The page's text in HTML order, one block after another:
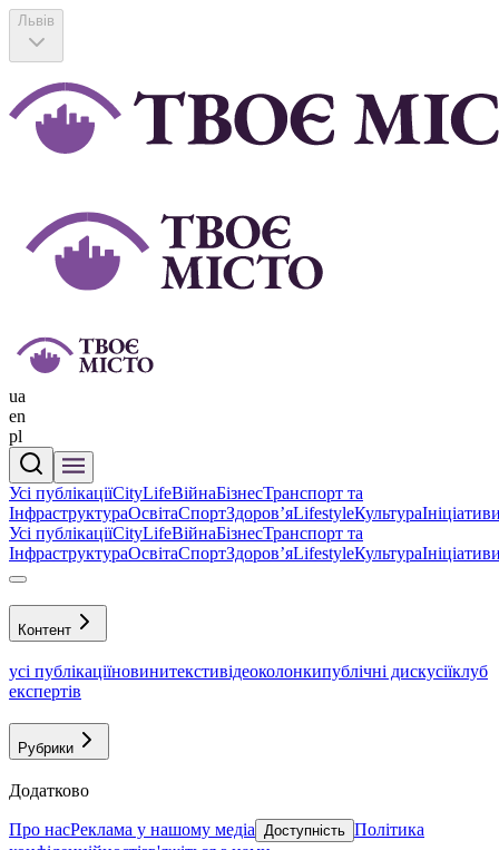
Львів
ua
en
pl
Усі публікаціїCityLifeВійнаБізнесТранспорт та
ІнфраструктураОсвітаСпортЗдоровʼяLifestyleКультура
Усі публікаціїCityLifeВійнаБізнесТранспорт та
ІнфраструктураОсвітаСпортЗдоровʼяLifestyleКультура
Контент
усі публікаціїновинитекстивідеоколонкипублічні дискусіїклуб
експертів
Рубрики
Додатково
Про насРеклама у нашому медіа Доступність Політика